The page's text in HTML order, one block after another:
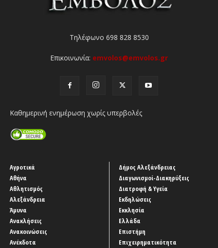
Τηλέφωνο 698 828 8530
Επικοινωνία: emvolos@emvolos.gr
Καθημερινή ενημέρωση χωρίς υπερβολές
Αγροτικά
Αθήνα
Αθλητισμός
Αλεξάνδρεια
Άμυνα
Ανακλήσεις
Ανακοινώσεις
Ανέκδοτα
Δήμος Αλεξάνδρειας
Διαγωνισμοί-Διακηρύξεις
Διατροφή & Υγεία
Εκδηλώσεις
Εκκλησία
Ελλάδα
Επιστήμη
Επιχειρηματικότητα